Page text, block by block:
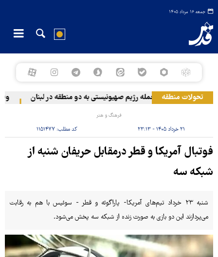
جمعه ۱۶ مرداد ۱۴۰۵
تحولات منطقه حمله رژیم صهیونیستی به دو منطقه در لبنان
فرهنگ و هنر
۲۱ خرداد ۱۴۰۵ - ۲۳:۱۳ کد مطلب: ۱۱۵۱۴۷۷
فوتبال آمریکا و قطر درمقابل حریفان شنبه از
شبکه سه
شنبه ۲۳ خرداد تیم‌های آمریکا- پاراگوئه و قطر - سوئیس با هم به رقابت
می‌پردازند این دو بازی به صورت زنده از شبکه سه پخش می‌شود.